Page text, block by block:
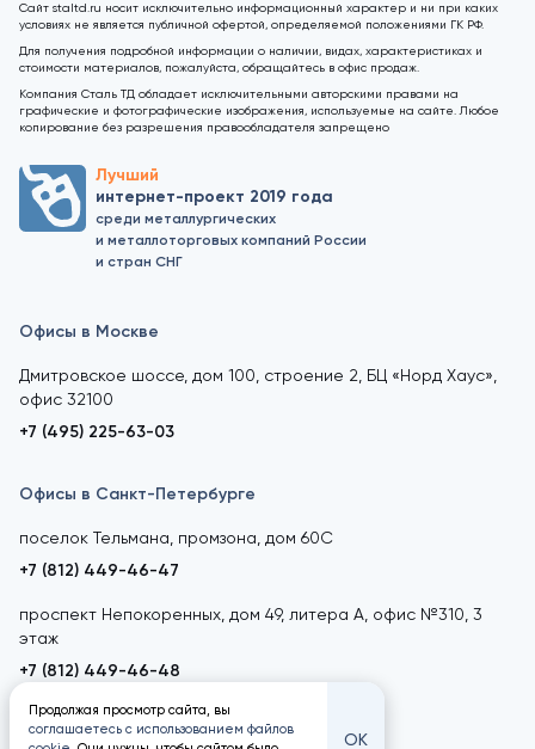
Сайт staltd.ru носит исключительно информационный характер и ни при каких
условиях не является публичной офертой, определяемой положениями ГК РФ.
Для получения подробной информации о наличии, видах, характеристиках и
стоимости материалов, пожалуйста, обращайтесь в офис продаж.
Компания Сталь ТД обладает исключительными авторскими правами на
графические и фотографические изображения, используемые на сайте. Любое
копирование без разрешения правообладателя запрещено
Лучший
интернет-проект 2019 года
среди металлургических
и металлоторговых компаний России
и стран СНГ
Офисы в Москве
Дмитровское шоссе, дом 100, строение 2, БЦ «Норд Хаус»,
офис 32100
+7 (495) 225-63-03
Офисы в Санкт-Петербурге
поселок Тельмана, промзона, дом 60С
+7 (812) 449-46-47
проспект Непокоренных, дом 49, литера А, офис №310, 3
этаж
+7 (812) 449-46-48
Продолжая просмотр сайта, вы
соглашаетесь с использованием файлов
ОК